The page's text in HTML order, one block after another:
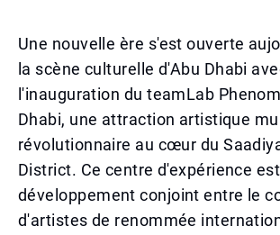
Une nouvelle ère s'est ouverte
la scène culturelle d'Abu Dhabi
l'inauguration du teamLab
Dhabi, une attraction artistique
révolutionnaire au cœur du
District. Ce centre d'expérience
développement conjoint entre le
d'artistes de renommée